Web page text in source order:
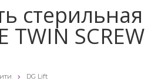
стерильная
TWIN SCREW
DG Lift